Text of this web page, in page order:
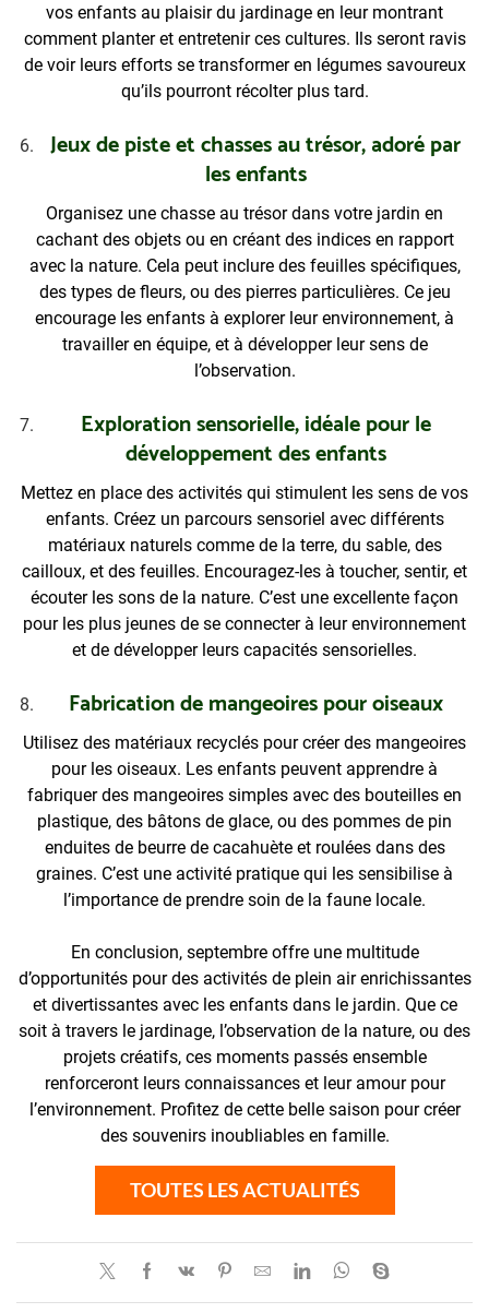
vos enfants au plaisir du jardinage en leur montrant
comment planter et entretenir ces cultures. Ils seront ravis
de voir leurs efforts se transformer en légumes savoureux
qu’ils pourront récolter plus tard.
Jeux de piste et chasses au trésor, adoré par
les enfants
Organisez une chasse au trésor dans votre jardin en
cachant des objets ou en créant des indices en rapport
avec la nature. Cela peut inclure des feuilles spécifiques,
des types de fleurs, ou des pierres particulières. Ce jeu
encourage les enfants à explorer leur environnement, à
travailler en équipe, et à développer leur sens de
l’observation.
Exploration sensorielle, idéale pour le
développement des enfants
Mettez en place des activités qui stimulent les sens de vos
enfants. Créez un parcours sensoriel avec différents
matériaux naturels comme de la terre, du sable, des
cailloux, et des feuilles. Encouragez-les à toucher, sentir, et
écouter les sons de la nature. C’est une excellente façon
pour les plus jeunes de se connecter à leur environnement
et de développer leurs capacités sensorielles.
Fabrication de mangeoires pour oiseaux
Utilisez des matériaux recyclés pour créer des mangeoires
pour les oiseaux. Les enfants peuvent apprendre à
fabriquer des mangeoires simples avec des bouteilles en
plastique, des bâtons de glace, ou des pommes de pin
enduites de beurre de cacahuète et roulées dans des
graines. C’est une activité pratique qui les sensibilise à
l’importance de prendre soin de la faune locale.
En conclusion, septembre offre une multitude
d’opportunités pour des activités de plein air enrichissantes
et divertissantes avec les enfants dans le jardin. Que ce
soit à travers le jardinage, l’observation de la nature, ou des
projets créatifs, ces moments passés ensemble
renforceront leurs connaissances et leur amour pour
l’environnement. Profitez de cette belle saison pour créer
des souvenirs inoubliables en famille.
TOUTES LES ACTUALITÉS